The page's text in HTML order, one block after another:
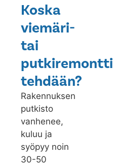
Koska
viemäri-
tai
putkiremontti
tehdään?
Rakennuksen
putkisto
vanhenee,
kuluu ja
syöpyy noin
30-50